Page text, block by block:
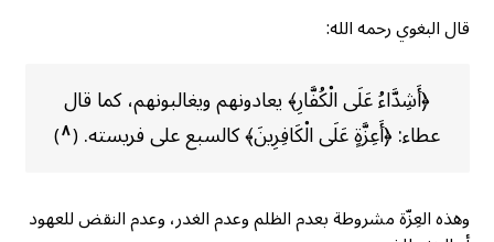
قال البغوي رحمه الله:
﴿أَشِدَّاءُ عَلَى الْكُفَّارِ﴾ يعادونهم ويغالبونهم، كما قال
عطاء: ﴿أَعِزَّةٍ عَلَى الْكَافِرِينَ﴾ كالسبع على فريسته.(٨)
وهذه العِزّة مشروطة بعدم الظلم وعدم الغدر، وعدم النقض للعهود